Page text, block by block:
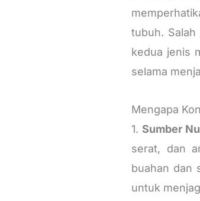
tubuh.
kedua jenis
selama
Mengapa
1. Sumber
serat, dan
buahan dan
untuk